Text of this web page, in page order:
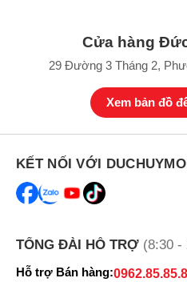
mại, giúp người dùng dễ dàng
Cửa hàng
29 Đường 3 Tháng 2,
Xem bản đồ
KẾT NỐI VỚI
TỔNG ĐÀI HỖ TRỢ (8:30 -
Hỗ trợ Bán hàng: